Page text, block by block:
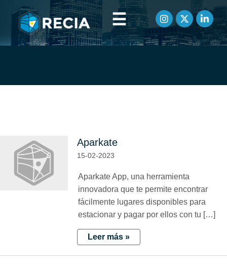
☰
Aparkate
15-02-2023
Aparkate App, una herramienta
innovadora que te permite encontrar
fácilmente lugares disponibles para
estacionar y pagar por ellos con tu […]
Leer más »